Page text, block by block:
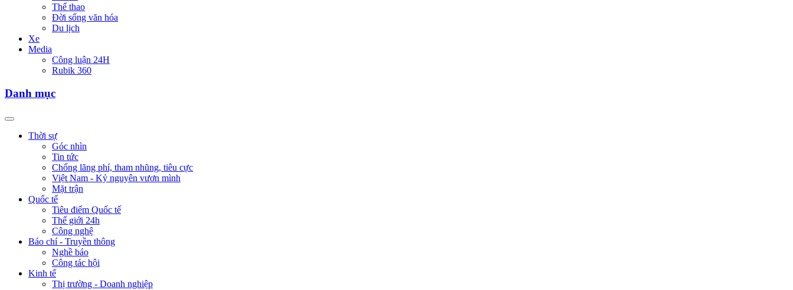
Thể thao
Đời sống văn hóa
Du lịch
Xe
Media
Công luận 24H
Rubik 360
Danh mục
Thời sự
Góc nhìn
Tin tức
Chống lãng phí, tham nhũng, tiêu cực
Việt Nam - Kỷ nguyên vươn mình
Mặt trận
Quốc tế
Tiêu điểm Quốc tế
Thế giới 24h
Công nghệ
Báo chí - Truyền thông
Nghề báo
Công tác hội
Kinh tế
Thị trường - Doanh nghiệp